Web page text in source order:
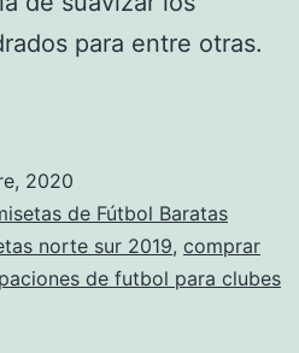
para entre otras.
2020
de Fútbol Baratas
norte sur 2019, comprar
de futbol para clubes